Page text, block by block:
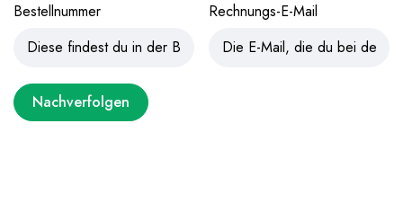
Bestellnummer Rechnungs-E-Mail
Nachverfolgen